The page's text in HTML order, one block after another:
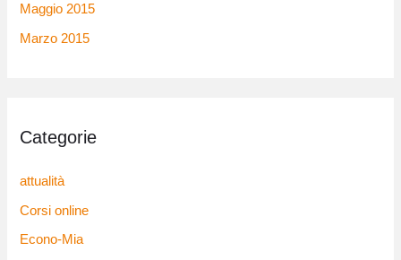
Maggio 2015
Marzo 2015
Categorie
attualità
Corsi online
Econo-Mia